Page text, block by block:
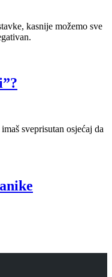
kasnije možemo sve
sveprisutan osjećaj da